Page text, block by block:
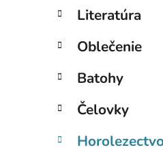
č
ý
a
n
e
l
e
ó
i
Literatúra
Oblečenie
Batohy
Čelovky